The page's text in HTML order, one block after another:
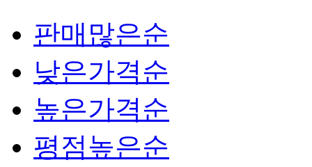
판매많은순
낮은가격순
높은가격순
평점높은순